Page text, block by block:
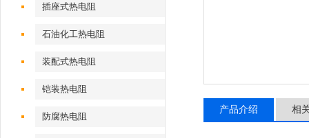
插座式热电阻
石油化工热电阻
装配式热电阻
铠装热电阻
防腐热电阻
产品介绍 相